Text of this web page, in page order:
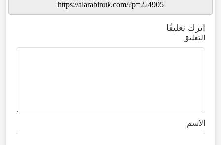
اترك تعليقًا
التعليق
الاسم